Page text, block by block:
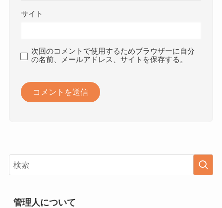
サイト
次回のコメントで使用するためブラウザーに自分
の名前、メールアドレス、サイトを保存する。
管理人について